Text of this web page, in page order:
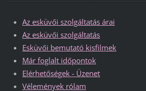
Az esküvői szolgáltatás árai
Az esküvői szolgáltatás
Esküvői bemutató kisfilmek
Már foglalt időpontok
Elérhetőségek - Üzenet
Vélemények rólam